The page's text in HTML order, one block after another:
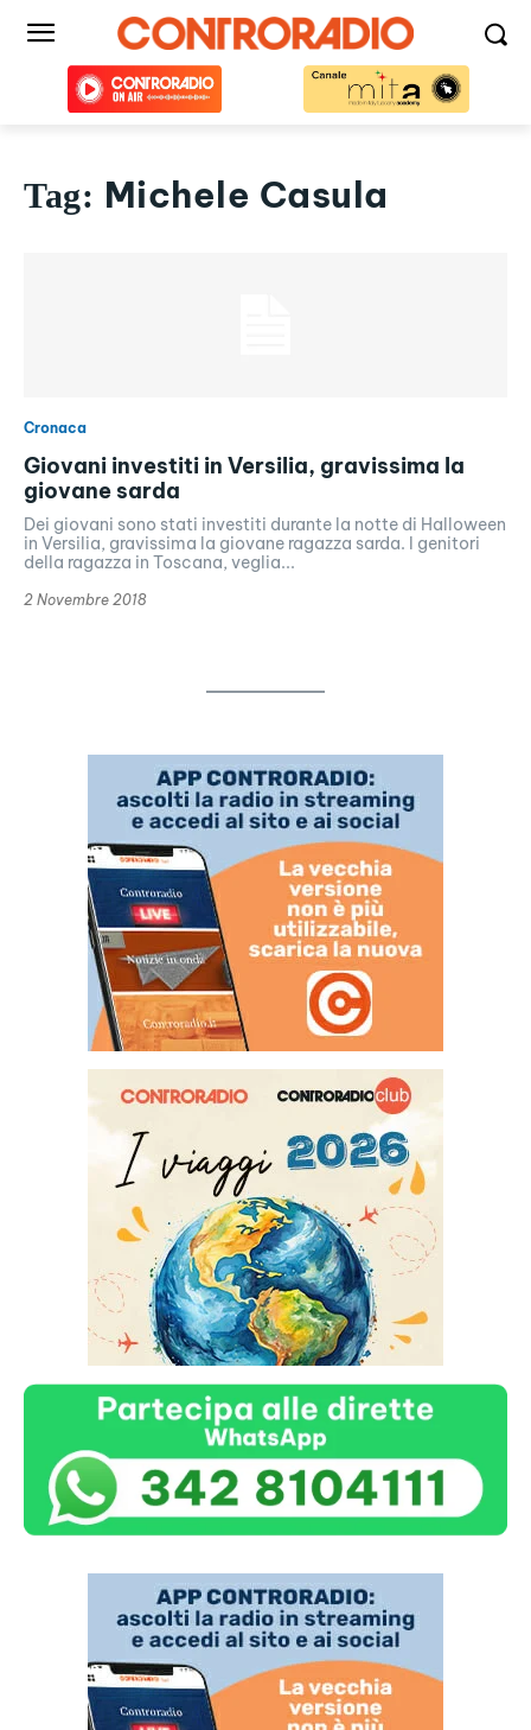
Tag: Michele Casula
Cronaca
Giovani investiti in Versilia, gravissima la
giovane sarda
Dei giovani sono stati investiti durante la notte di Halloween
in Versilia, gravissima la giovane ragazza sarda. I genitori
della ragazza in Toscana, veglia...
2 Novembre 2018